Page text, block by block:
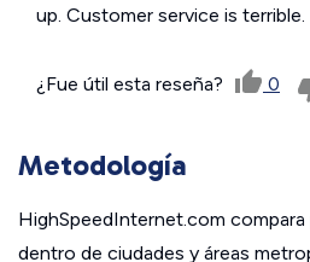
up. Customer service is terrible.
¿Fue útil esta reseña? 0
Metodología
HighSpeedInternet.com
dentro de ciudades y áreas